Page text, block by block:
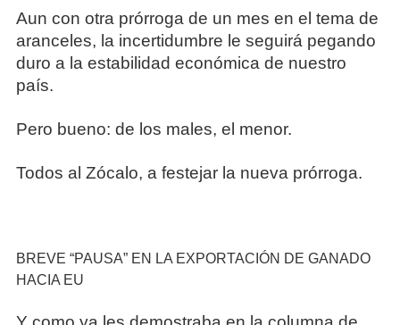
Aun con otra prórroga de un mes en el tema de
aranceles, la incertidumbre le seguirá pegando
duro a la estabilidad económica de nuestro
país.
Pero bueno: de los males, el menor.
Todos al Zócalo, a festejar la nueva prórroga.
BREVE “PAUSA” EN LA EXPORTACIÓN DE GANADO
HACIA EU